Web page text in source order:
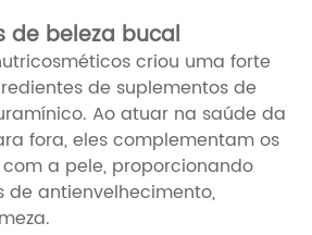
de beleza bucal
criou uma forte
de suplementos de
Ao atuar na saúde da
fora, eles complementam os
a pele, proporcionando
de antienvelhecimento,